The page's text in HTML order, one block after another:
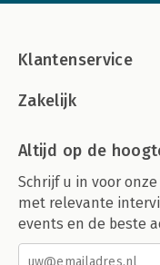
Klantenservice
Zakelijk
Altijd op de
Schrijf u in voor
met relevante
events en de beste